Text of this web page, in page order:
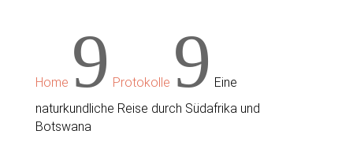
Home 9 Protokolle 9 Eine
naturkundliche Reise durch Südafrika und
Botswana